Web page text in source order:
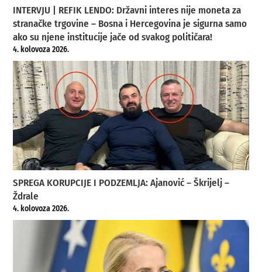
INTERVJU | REFIK LENDO: Državni interes nije moneta za
stranačke trgovine – Bosna i Hercegovina je sigurna samo
ako su njene institucije jače od svakog političara!
4. kolovoza 2026.
SPREGA KORUPCIJE I PODZEMLJA: Ajanović – Škrijelj –
Ždrale
4. kolovoza 2026.